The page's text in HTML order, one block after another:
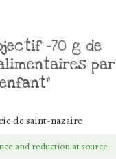
-70 g de
par
enfant”
de saint-nazaire
and reduction at source